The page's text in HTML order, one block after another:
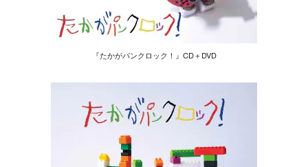
『たかがパンクロック！』CD＋DVD